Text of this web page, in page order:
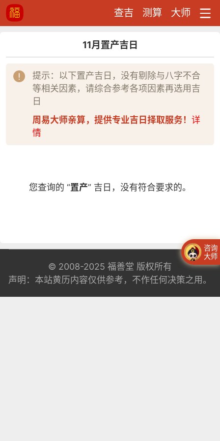
查吉 测算 大师
11月置产吉日
提示：以下置产吉日，没有剔除与八字不合
等相关因素，请综合参考各项因素再选用吉
日
周易大师亲算，提供专业吉日择取服务！ 详
情
您查询的 “置产” 吉日，没有符合要求的。
© 2008-2025 福善堂 版权所有
声明：本站黄历内容仅供参考，不作任何决策之用。
咨询
大师